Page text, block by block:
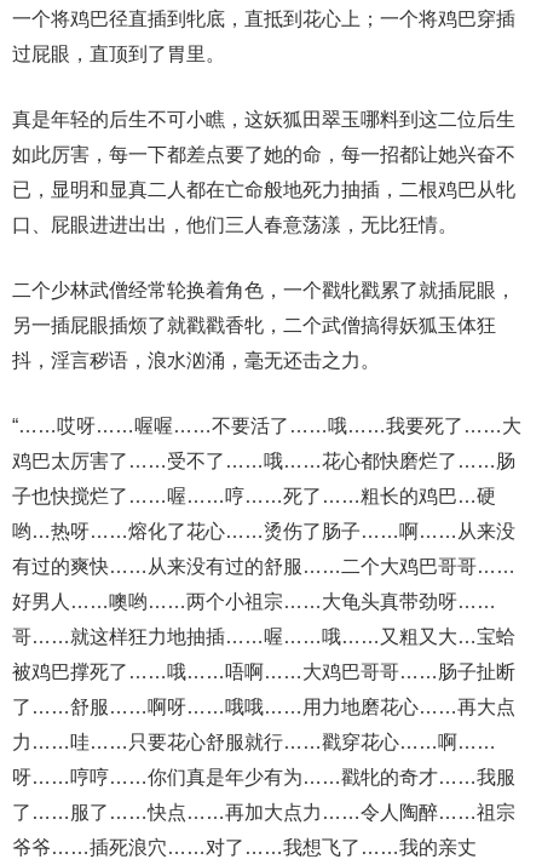
一个将鸡巴径直插到牝底，直抵到花心上；一个将鸡巴穿插
过屁眼，直顶到了胃里。
真是年轻的后生不可小瞧，这妖狐田翠玉哪料到这二位后生
如此厉害，每一下都差点要了她的命，每一招都让她兴奋不
已，显明和显真二人都在亡命般地死力抽插，二根鸡巴从牝
口、屁眼进进出出，他们三人春意荡漾，无比狂情。
二个少林武僧经常轮换着角色，一个戳牝戳累了就插屁眼，
另一插屁眼插烦了就戳戳香牝，二个武僧搞得妖狐玉体狂
抖，淫言秽语，浪水汹涌，毫无还击之力。
“……哎呀……喔喔……不要活了……哦……我要死了……大
鸡巴太厉害了……受不了……哦……花心都快磨烂了……肠
子也快搅烂了……喔……哼……死了……粗长的鸡巴…硬
哟…热呀……熔化了花心……烫伤了肠子……啊……从来没
有过的爽快……从来没有过的舒服……二个大鸡巴哥哥……
好男人……噢哟……两个小祖宗……大龟头真带劲呀……
哥……就这样狂力地抽插……喔……哦……又粗又大…宝蛤
被鸡巴撑死了……哦……唔啊……大鸡巴哥哥……肠子扯断
了……舒服……啊呀……哦哦……用力地磨花心……再大点
力……哇……只要花心舒服就行……戳穿花心……啊……
呀……哼哼……你们真是年少有为……戳牝的奇才……我服
了……服了……快点……再加大点力……令人陶醉……祖宗
爷爷……插死浪穴……对了……我想飞了……我的亲丈